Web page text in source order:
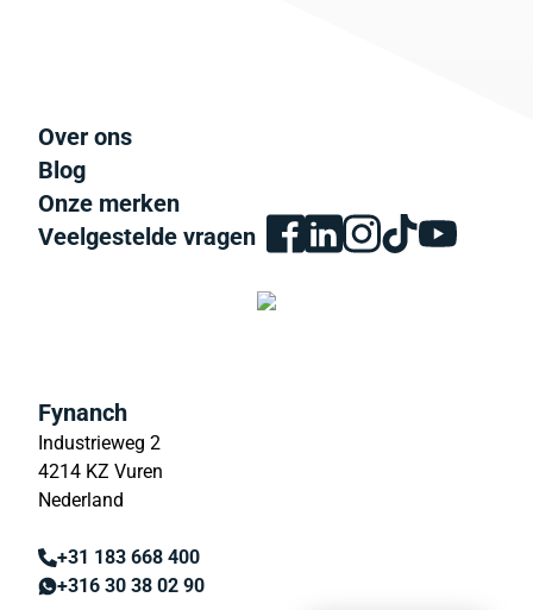
Over ons
Blog
Onze merken
Veelgestelde vragen
Fynanch
Industrieweg 2
4214 KZ Vuren
Nederland
+31 183 668 400
+316 30 38 02 90